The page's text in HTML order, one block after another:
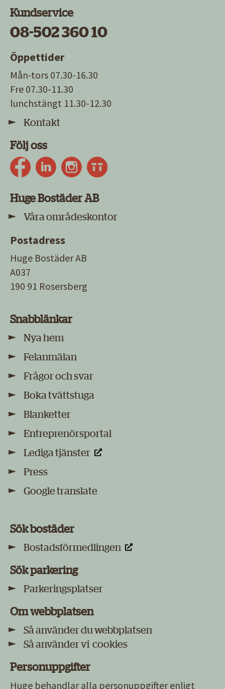
Kundservice
08-502 360 10
Öppettider
Mån-tors 07.30-16.30
Fre 07.30-11.30
lunchstängt 11.30-12.30
Kontakt
Följ oss
Huge Bostäder AB
Våra områdeskontor
Postadress
Huge Bostäder AB
A037
190 91 Rosersberg
Snabblänkar
Nya hem
Felanmälan
Frågor och svar
Boka tvättstuga
Blanketter
Entreprenörsportal
Lediga tjänster
Press
Google translate
Sök bostäder
Bostadsförmedlingen
Sök parkering
Parkeringsplatser
Om webbplatsen
Så använder du webbplatsen
Så använder vi cookies
Personuppgifter
Huge behandlar alla personuppgifterenligt